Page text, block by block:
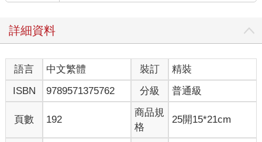
詳細資料
語言 中文繁體 裝訂
精裝
ISBN
9789571375762 分級 普通級
頁數 192
商品規
格
25開15*21cm